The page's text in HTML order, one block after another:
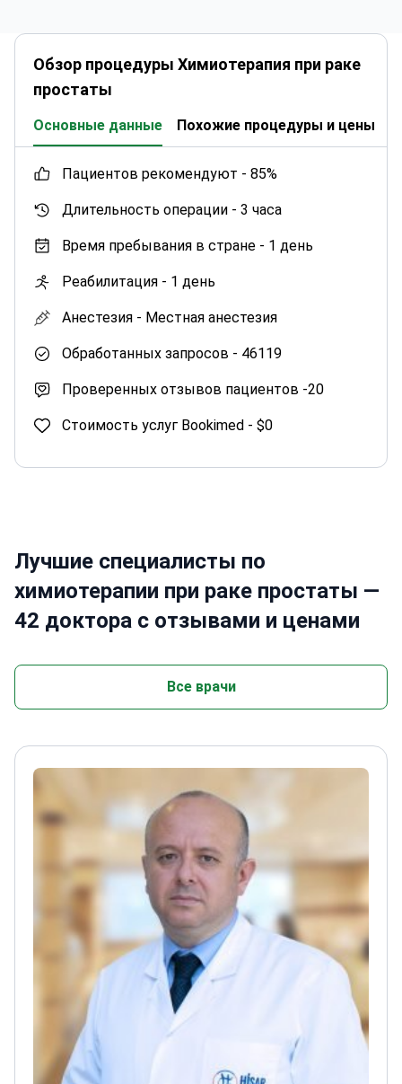
Обзор процедуры Химиотерапия при раке
простаты
Основные данные Похожие процедуры и цены
пациентов рекомендуют - 85%
Длительность операции - 3 часа
Время пребывания в стране - 1 день
Реабилитация - 1 день
Анестезия - Местная анестезия
Обработанных запросов - 46119
Проверенных отзывов пациентов -20
Стоимость услуг Bookimed - $0
Лучшие специалисты по
химиотерапии при раке простаты —
42 доктора с отзывами и ценами
Все врачи